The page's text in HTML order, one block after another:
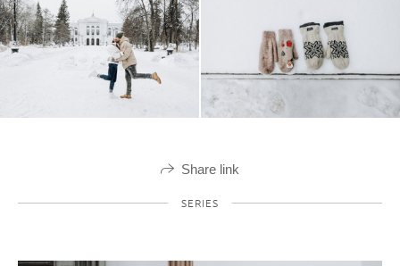
Share link
SERIES